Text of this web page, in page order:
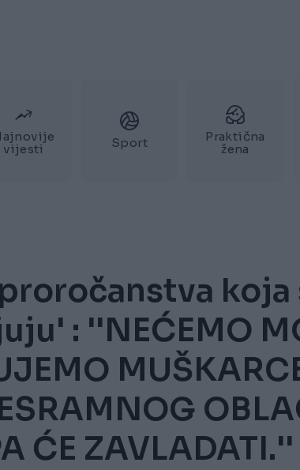
vijesti
Sport
Praktična
žena
koja
: ''NEĆEMO
ĆE ZAVLADATI.''